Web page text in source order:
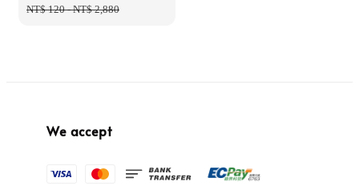
price
NT$ 120-NT$ 2,880
We accept